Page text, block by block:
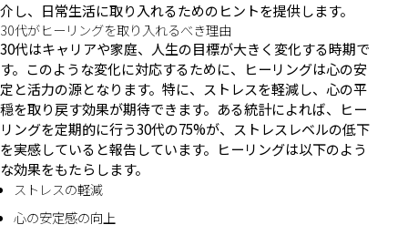
介し、日常生活に取り入れるためのヒントを提供します。
30代がヒーリングを取り入れるべき理由
30代はキャリアや家庭、人生の目標が大きく変化する時期で
す。このような変化に対応するために、ヒーリングは心の安
定と活力の源となります。特に、ストレスを軽減し、心の平
穏を取り戻す効果が期待できます。ある統計によれば、ヒー
リングを定期的に行う30代の75%が、ストレスレベルの低下
を実感していると報告しています。ヒーリングは以下のよう
な効果をもたらします。
ストレスの軽減
心の安定感の向上